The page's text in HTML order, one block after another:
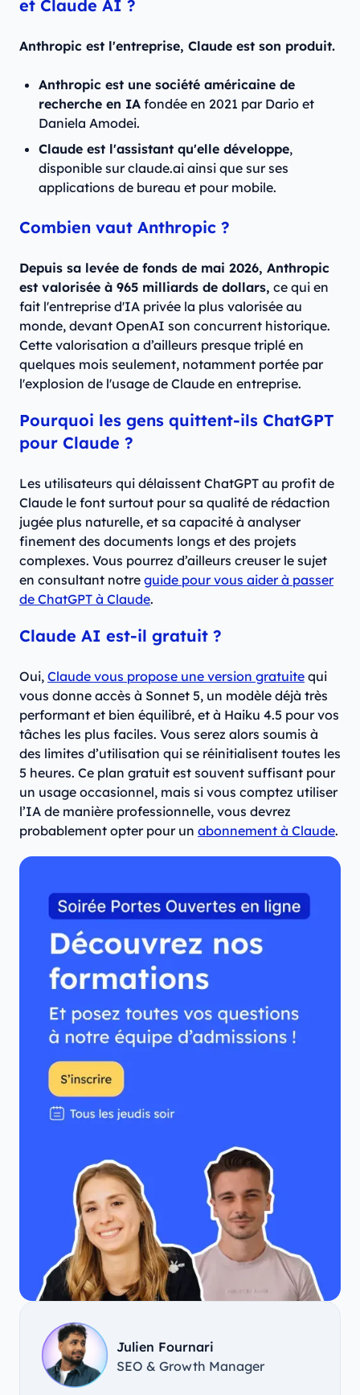
et Claude AI ?
Anthropic est l'entreprise, Claude est son produit.
Anthropic est une société américaine de
recherche en IA fondée en 2021 par Dario et
Daniela Amodei.
Claude est l'assistant qu'elle développe,
disponible sur claude.ai ainsi que sur ses
applications de bureau et pour mobile.
Combien vaut Anthropic ?
Depuis sa levée de fonds de mai 2026, Anthropic
est valorisée à 965 milliards de dollars, ce qui en
fait l'entreprise d'IA privée la plus valorisée au
monde, devant OpenAI son concurrent historique.
Cette valorisation a d’ailleurs presque triplé en
quelques mois seulement, notamment portée par
l'explosion de l'usage de Claude en entreprise.
Pourquoi les gens quittent-ils ChatGPT
pour Claude ?
Les utilisateurs qui délaissent ChatGPT au profit de
Claude le font surtout pour sa qualité de rédaction
jugée plus naturelle, et sa capacité à analyser
finement des documents longs et des projets
complexes. Vous pourrez d’ailleurs creuser le sujet
en consultant notre guide pour vous aider à passer
de ChatGPT à Claude.
Claude AI est-il gratuit ?
Oui, Claude vous propose une version gratuite qui
vous donne accès à Sonnet 5, un modèle déjà très
performant et bien équilibré, et à Haiku 4.5 pour vos
tâches les plus faciles. Vous serez alors soumis à
des limites d’utilisation qui se réinitialisent toutes les
5 heures. Ce plan gratuit est souvent suffisant pour
un usage occasionnel, mais si vous comptez utiliser
l’IA de manière professionnelle, vous devrez
probablement opter pour un abonnement à Claude.
Julien Fournari
SEO & Growth Manager